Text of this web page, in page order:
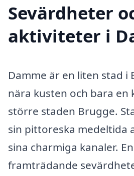
Sevärdheter
aktiviteter i
Damme är en liten stad i
nära kusten och bara
större staden Brugge.
sin pittoreska medeltida
sina charmiga kanaler.
framträdande